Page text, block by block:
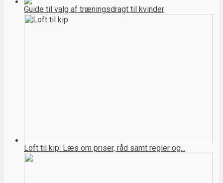
Guide til valg af træningsdragt til kvinder
Loft til kip: Læs om priser, råd samt regler og...